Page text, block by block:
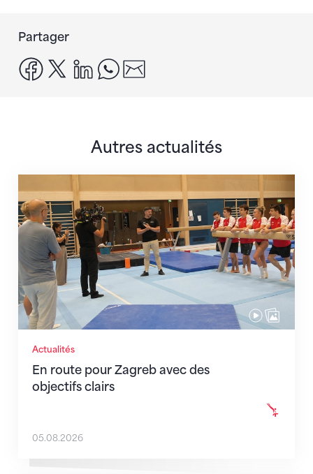
Partager
facebook
x linkedinwhatsapp
Autres actualités
Actualités
En route pour Zagreb avec des
objectifs clairs
En route pour Zagreb avec des objectifs clairs
05.08.2026